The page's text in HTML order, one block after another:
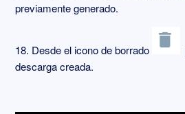
previamente generado.
18. Desde el icono de borrado
descarga creada.